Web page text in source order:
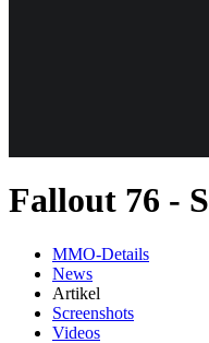
Fallout 76 -
MMO-Details
News
Artikel
Screenshots
Videos